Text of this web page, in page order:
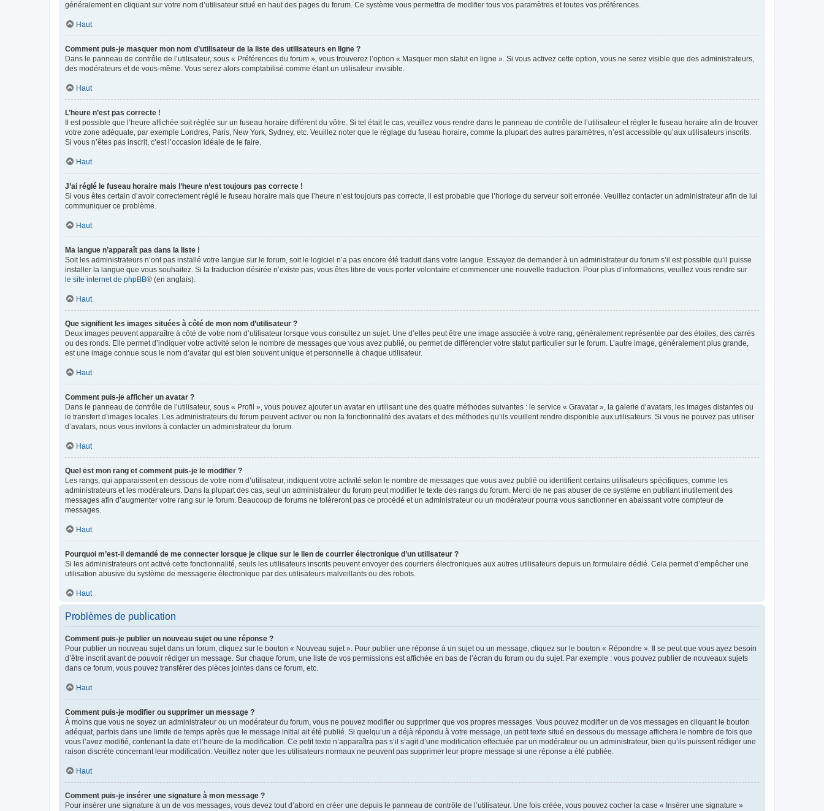
généralement en cliquant sur votre nom d’utilisateur situé en haut des pages du forum. Ce système vous permettra de modifier tous vos paramètres et toutes vos préférences.
Haut
Comment puis-je masquer mon nom d’utilisateur de la liste des utilisateurs en ligne ?
Dans le panneau de contrôle de l’utilisateur, sous « Préférences du forum », vous trouverez l’option « Masquer mon statut en ligne ». Si vous activez cette option, vous ne serez visible que des administrateurs,
des modérateurs et de vous-même. Vous serez alors comptabilisé comme étant un utilisateur invisible.
Haut
L’heure n’est pas correcte !
Il est possible que l’heure affichée soit réglée sur un fuseau horaire différent du vôtre. Si tel était le cas, veuillez vous rendre dans le panneau de contrôle de l’utilisateur et régler le fuseau horaire afin de trouver
votre zone adéquate, par exemple Londres, Paris, New York, Sydney, etc. Veuillez noter que le réglage du fuseau horaire, comme la plupart des autres paramètres, n’est accessible qu’aux utilisateurs inscrits.
Si vous n’êtes pas inscrit, c’est l’occasion idéale de le faire.
Haut
J’ai réglé le fuseau horaire mais l’heure n’est toujours pas correcte !
Si vous êtes certain d’avoir correctement réglé le fuseau horaire mais que l’heure n’est toujours pas correcte, il est probable que l’horloge du serveur soit erronée. Veuillez contacter un administrateur afin de lui
communiquer ce problème.
Haut
Ma langue n’apparaît pas dans la liste !
Soit les administrateurs n’ont pas installé votre langue sur le forum, soit le logiciel n’a pas encore été traduit dans votre langue. Essayez de demander à un administrateur du forum s’il est possible qu’il puisse
installer la langue que vous souhaitez. Si la traduction désirée n’existe pas, vous êtes libre de vous porter volontaire et commencer une nouvelle traduction. Pour plus d’informations, veuillez vous rendre sur
le site internet de phpBB® (en anglais).
Haut
Que signifient les images situées à côté de mon nom d’utilisateur ?
Deux images peuvent apparaître à côté de votre nom d’utilisateur lorsque vous consultez un sujet. Une d’elles peut être une image associée à votre rang, généralement représentée par des étoiles, des carrés
ou des ronds. Elle permet d’indiquer votre activité selon le nombre de messages que vous avez publié, ou permet de différencier votre statut particulier sur le forum. L’autre image, généralement plus grande,
est une image connue sous le nom d’avatar qui est bien souvent unique et personnelle à chaque utilisateur.
Haut
Comment puis-je afficher un avatar ?
Dans le panneau de contrôle de l’utilisateur, sous « Profil », vous pouvez ajouter un avatar en utilisant une des quatre méthodes suivantes : le service « Gravatar », la galerie d’avatars, les images distantes ou
le transfert d’images locales. Les administrateurs du forum peuvent activer ou non la fonctionnalité des avatars et des méthodes qu’ils veuillent rendre disponible aux utilisateurs. Si vous ne pouvez pas utiliser
d’avatars, nous vous invitons à contacter un administrateur du forum.
Haut
Quel est mon rang et comment puis-je le modifier ?
Les rangs, qui apparaissent en dessous de votre nom d’utilisateur, indiquent votre activité selon le nombre de messages que vous avez publié ou identifient certains utilisateurs spécifiques, comme les
administrateurs et les modérateurs. Dans la plupart des cas, seul un administrateur du forum peut modifier le texte des rangs du forum. Merci de ne pas abuser de ce système en publiant inutilement des
messages afin d’augmenter votre rang sur le forum. Beaucoup de forums ne toléreront pas ce procédé et un administrateur ou un modérateur pourra vous sanctionner en abaissant votre compteur de
messages.
Haut
Pourquoi m’est-il demandé de me connecter lorsque je clique sur le lien de courrier électronique d’un utilisateur ?
Si les administrateurs ont activé cette fonctionnalité, seuls les utilisateurs inscrits peuvent envoyer des courriers électroniques aux autres utilisateurs depuis un formulaire dédié. Cela permet d’empêcher une
utilisation abusive du système de messagerie électronique par des utilisateurs malveillants ou des robots.
Haut
Problèmes de publication
Comment puis-je publier un nouveau sujet ou une réponse ?
Pour publier un nouveau sujet dans un forum, cliquez sur le bouton « Nouveau sujet ». Pour publier une réponse à un sujet ou un message, cliquez sur le bouton « Répondre ». Il se peut que vous ayez besoin
d’être inscrit avant de pouvoir rédiger un message. Sur chaque forum, une liste de vos permissions est affichée en bas de l’écran du forum ou du sujet. Par exemple : vous pouvez publier de nouveaux sujets
dans ce forum, vous pouvez transférer des pièces jointes dans ce forum, etc.
Haut
Comment puis-je modifier ou supprimer un message ?
À moins que vous ne soyez un administrateur ou un modérateur du forum, vous ne pouvez modifier ou supprimer que vos propres messages. Vous pouvez modifier un de vos messages en cliquant le bouton
adéquat, parfois dans une limite de temps après que le message initial ait été publié. Si quelqu’un a déjà répondu à votre message, un petit texte situé en dessous du message affichera le nombre de fois que
vous l’avez modifié, contenant la date et l’heure de la modification. Ce petit texte n’apparaîtra pas s’il s’agit d’une modification effectuée par un modérateur ou un administrateur, bien qu’ils puissent rédiger une
raison discrète concernant leur modification. Veuillez noter que les utilisateurs normaux ne peuvent pas supprimer leur propre message si une réponse a été publiée.
Haut
Comment puis-je insérer une signature à mon message ?
Pour insérer une signature à un de vos messages, vous devez tout d’abord en créer une depuis le panneau de contrôle de l’utilisateur. Une fois créée, vous pouvez cocher la case « Insérer une signature »